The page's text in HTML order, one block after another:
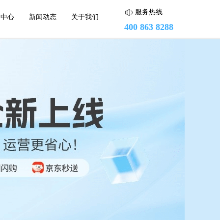
头条小店
小红书
度小店
心 新闻动态 关于我们
服务热线
400 863 8288